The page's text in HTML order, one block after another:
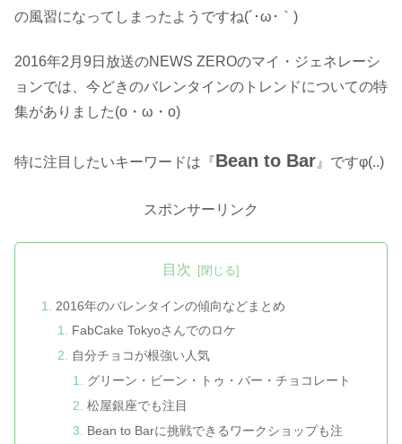
の風習になってしまったようですね(´･ω･｀)
2016年2月9日放送のNEWS ZEROのマイ・ジェネレーシ
ョンでは、今どきのバレンタインのトレンドについての特
集がありました(o・ω・o)
特に注目したいキーワードは『Bean to Bar 』ですφ(..)
スポンサーリンク
目次
2016年のバレンタインの傾向などまとめ
FabCake Tokyoさんでのロケ
自分チョコが根強い人気
グリーン・ビーン・トゥ・バー・チョコレート
松屋銀座でも注目
Bean to Barに挑戦できるワークショップも注